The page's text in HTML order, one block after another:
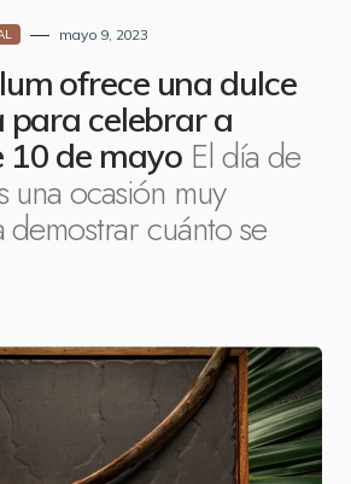
mayo 9, 2023
ofrece una dulce
para celebrar a
de mayo El día de
una ocasión muy
cuánto se